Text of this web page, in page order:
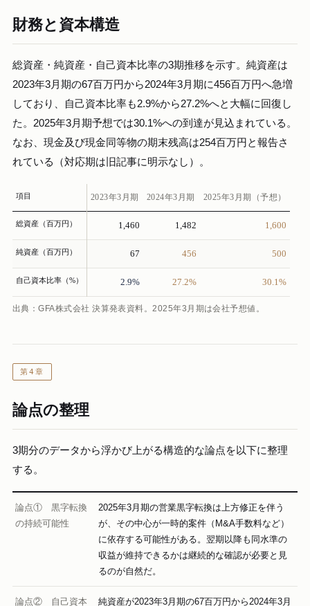
財務と資本構造
総資産・純資産・自己資本比率の3期推移を示す。純資産は
2023年3月期の67百万円から2024年3月期に456百万円へ急増
しており、自己資本比率も2.9%から27.2%へと大幅に回復し
た。2025年3月期予想では30.1%への到達が見込まれている。
なお、現金及び現金同等物の期末残高は254百万円と報告さ
れている（対応期は旧記事に明示なし）。
項目 2023年3月期 2024年3月期 2025年3月期（予想）
総資産（百万円） 1,460 1,482 1,600
純資産（百万円） 67 456 500
自己資本比率（%） 2.9% 27.2% 30.1%
出典：GFA株式会社 決算発表資料。2025年3月期は会社予想値。
第4章
論点の整理
3期分のデータから浮かび上がる構造的な論点を以下に整理
する。
論点① 黒字転換
の持続可能性
2025年3月期の営業黒字転換は上方修正を伴う
が、その中心が一時的案件（M&A手数料など）
に依存する可能性がある。翌期以降も同水準の
収益が維持できるかは継続的な確認が必要と見
るのが自然だ。
論点② 自己資本
純資産が2023年3月期の67百万円から2024年3月